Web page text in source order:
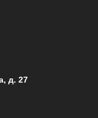
д. 27